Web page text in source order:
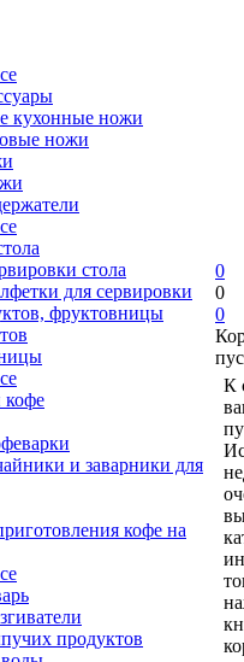
кухонные ножи
ножи
стола
для сервировки
фруктовницы
кофе
и заварники для
кофе на
продуктов
0
0
0
К